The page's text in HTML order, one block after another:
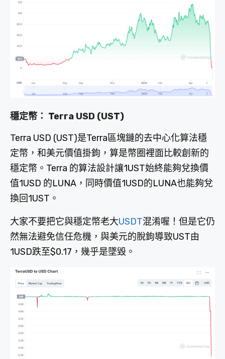
穩定幣： Terra USD (UST)
Terra USD (UST)是Terra區塊鏈的去中心化算法穩
定幣，和美元價值掛鉤，算是幣圈裡面比較創新的
穩定幣。Terra 的算法設計讓1UST始終能夠兌換價
值1USD 的LUNA，同時價值1USD的LUNA也能夠兌
換回1UST。
大家不要把它與穩定幣老大USDT混淆喔！但是它仍
然無法避免信任危機，與美元的脫鉤導致UST由
1USD跌至$0.17，幾乎是墜毀。